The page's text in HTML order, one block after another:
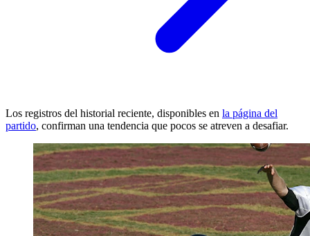
Los registros del historial reciente, disponibles en la página del
partido, confirman una tendencia que pocos se atreven a desafiar.